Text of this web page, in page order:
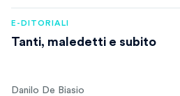
E-DITORIALI
Tanti, maledetti e subito
Danilo De Biasio